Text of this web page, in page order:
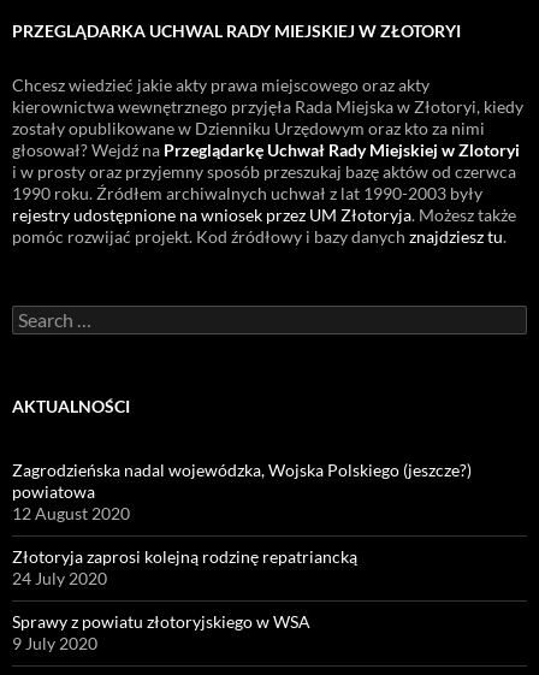
PRZEGLĄDARKA UCHWAL RADY MIEJSKIEJ W ZŁOTORYI
Chcesz wiedzieć jakie akty prawa miejscowego oraz akty
kierownictwa wewnętrznego przyjęła Rada Miejska w Złotoryi, kiedy
zostały opublikowane w Dzienniku Urzędowym oraz kto za nimi
głosował? Wejdź na Przeglądarkę Uchwał Rady Miejskiej w Zlotoryi
i w prosty oraz przyjemny sposób przeszukaj bazę aktów od czerwca
1990 roku. Źródłem archiwalnych uchwał z lat 1990-2003 były
rejestry udostępnione na wniosek przez UM Złotoryja. Możesz także
pomóc rozwijać projekt. Kod źródłowy i bazy danych znajdziesz tu.
Search
for:
AKTUALNOŚCI
Zagrodzieńska nadal wojewódzka, Wojska Polskiego (jeszcze?)
powiatowa
12 August 2020
Złotoryja zaprosi kolejną rodzinę repatriancką
24 July 2020
Sprawy z powiatu złotoryjskiego w WSA
9 July 2020